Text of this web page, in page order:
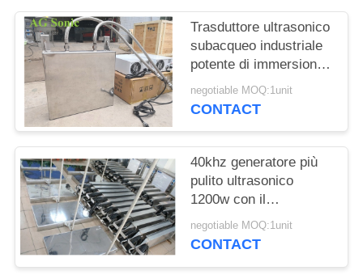
SITO
PRIVACY
POLICY
Trasduttore ultrasonico
subacqueo industriale
potente di immersione
del trasduttore
negotiable MOQ:1unit
CONTACT
40khz generatore più
pulito ultrasonico
1200w con il
trasduttore di pulizia
ultrasonica
negotiable MOQ:1unit
CONTACT